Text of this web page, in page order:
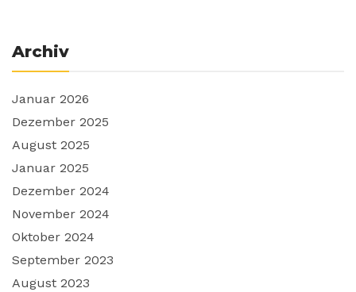
Archiv
Januar 2026
Dezember 2025
August 2025
Januar 2025
Dezember 2024
November 2024
Oktober 2024
September 2023
August 2023